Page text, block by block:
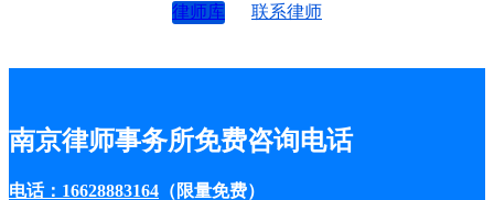
律师库 联系律师
南京律师事务所免费咨询电话
电话：16628883164 （限量免费）